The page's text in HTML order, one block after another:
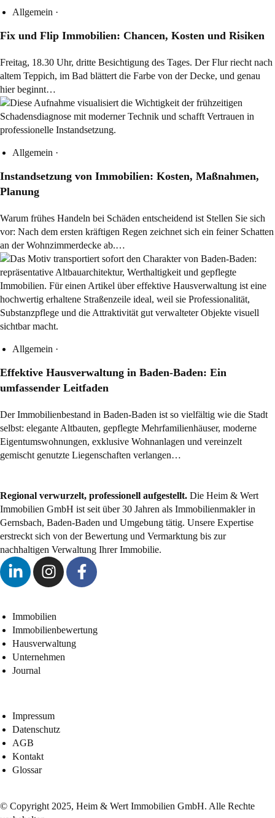
Allgemein ·
Fix und Flip Immobilien: Chancen, Kosten und Risiken
Freitag, 18.30 Uhr, dritte Besichtigung des Tages. Der Flur riecht nach
altem Teppich, im Bad blättert die Farbe von der Decke, und genau
hier beginnt…
Allgemein ·
Instandsetzung von Immobilien: Kosten, Maßnahmen,
Planung
Warum frühes Handeln bei Schäden entscheidend ist Stellen Sie sich
vor: Nach dem ersten kräftigen Regen zeichnet sich ein feiner Schatten
an der Wohnzimmerdecke ab.…
Allgemein ·
Effektive Hausverwaltung in Baden-Baden: Ein
umfassender Leitfaden
Der Immobilienbestand in Baden-Baden ist so vielfältig wie die Stadt
selbst: elegante Altbauten, gepflegte Mehrfamilienhäuser, moderne
Eigentumswohnungen, exklusive Wohnanlagen und vereinzelt
gemischt genutzte Liegenschaften verlangen…
Regional verwurzelt, professionell aufgestellt. Die Heim & Wert
Immobilien GmbH ist seit über 30 Jahren als Immobilienmaklerin
Gernsbach, Baden-Baden und Umgebung tätig. Unsere Expertise
erstreckt sich von der Bewertung und Vermarktung bis zur
nachhaltigen Verwaltung Ihrer Immobilie.
Immobilien
Immobilienbewertung
Hausverwaltung
Unternehmen
Journal
Impressum
Datenschutz
AGB
Kontakt
Glossar
© Copyright 2025, Heim & Wert Immobilien GmbH. Alle Rechte